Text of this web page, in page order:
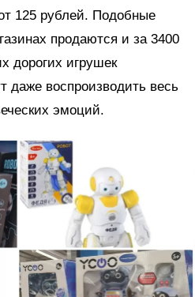
125 рублей. Подобные
продаются и за 3400
дорогих игрушек
даже воспроизводить весь
эмоций.